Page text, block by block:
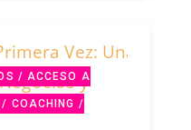
/ ACCESO A
/ COACHING /